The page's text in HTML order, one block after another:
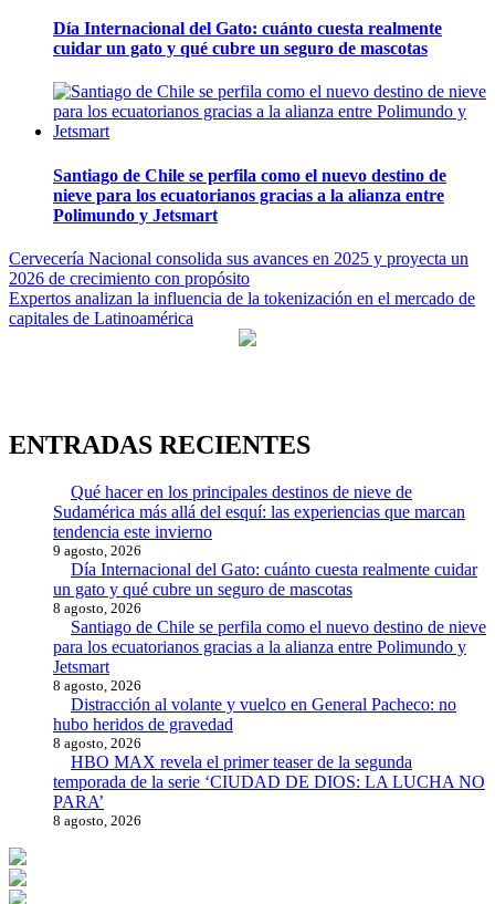
Día Internacional del Gato: cuánto cuesta realmente
cuidar un gato y qué cubre un seguro de mascotas
Santiago de Chile se perfila como el nuevo destino de
nieve para los ecuatorianos gracias a la alianza entre
Polimundo y Jetsmart
Navegación
de
entradas
Cervecería Nacional consolida sus avances en 2025 y proyecta un
2026 de crecimiento con propósito
Expertos analizan la influencia de la tokenización en el mercado de
capitales de Latinoamérica
ENTRADAS RECIENTES
Qué hacer en los principales destinos de nieve de
Sudamérica más allá del esquí: las experiencias que marcan
tendencia este invierno
9 agosto, 2026
Día Internacional del Gato: cuánto cuesta realmente cuidar
un gato y qué cubre un seguro de mascotas
8 agosto, 2026
Santiago de Chile se perfila como el nuevo destino de nieve
para los ecuatorianos gracias a la alianza entre Polimundo y
Jetsmart
8 agosto, 2026
Distracción al volante y vuelco en General Pacheco: no
hubo heridos de gravedad
8 agosto, 2026
HBO MAX revela el primer teaser de la segunda
temporada de la serie ‘CIUDAD DE DIOS: LA LUCHA NO
PARA’
8 agosto, 2026